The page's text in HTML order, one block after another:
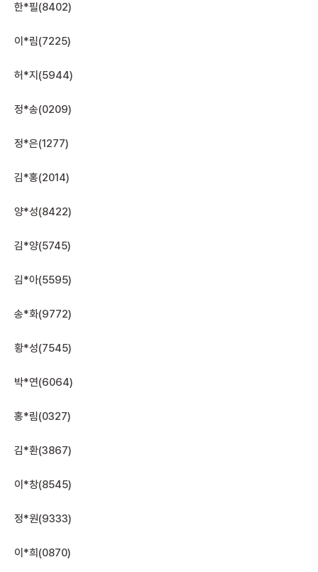
한*필(8402)
이*림(7225)
허*지(5944)
정*송(0209)
정*은(1277)
김*홍(2014)
양*성(8422)
김*양(5745)
김*아(5595)
송*화(9772)
황*성(7545)
박*연(6064)
홍*림(0327)
김*환(3867)
이*창(8545)
정*원(9333)
이*희(0870)